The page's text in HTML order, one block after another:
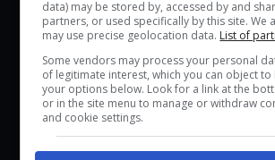
data) may be stored by, accessed by and
partners, or used specifically by this site. We
may use precise geolocation data. List of
Some vendors may process your personal
of legitimate interest, which you can object to
your options below. Look for a link at the
or in the site menu to manage or withdraw
and cookie settings.